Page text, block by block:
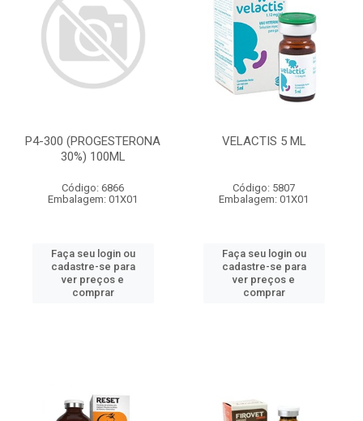
P4-300 (PROGESTERONA
30%) 100ML
Código: 6866
Embalagem: 01X01
Faça seu login ou
cadastre-se para
ver preços e
comprar
VELACTIS 5 ML
Código: 5807
Embalagem: 01X01
Faça seu login ou
cadastre-se para
ver preços e
comprar